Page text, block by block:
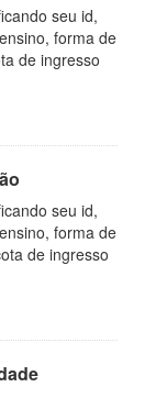
seu id,
forma de
de ingresso
seu id,
forma de
de ingresso